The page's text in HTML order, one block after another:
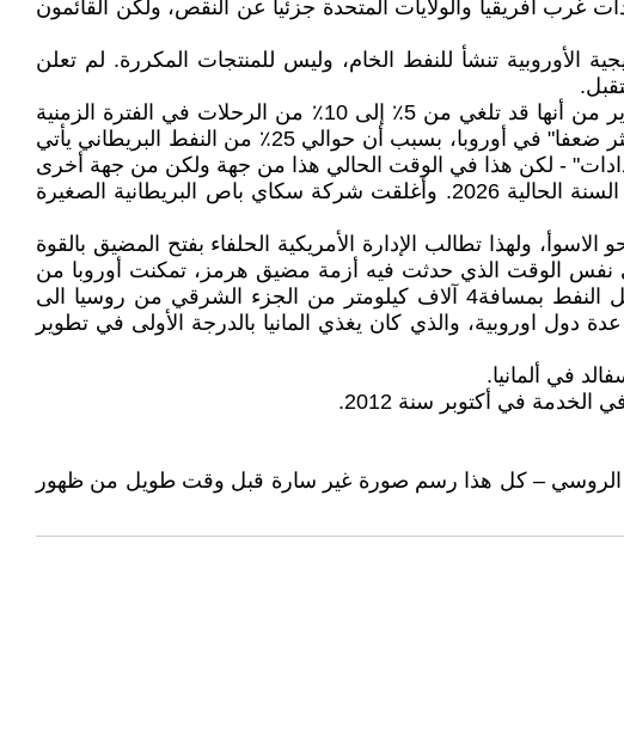
إمدادات غرب أفريقيا والولايات المتحدة جزئيا عن النقص، ولكن القائمون
الأوروبية تنشأ للنفط الخام، وليس للمنتجات المكررة. لم تعلن
أما شركات الطيران، فهي بالفعل تستخلص النتائج وتستعد بأفضل ما تستطيع. على سبيل المثال، حذرت رايان إير من أنها قد تلغي من 5٪ إلى 10٪ من الرحلات في الفترة الزمنية
مايس/مايو- تموز/يوليو 2026. في حين وصف الرئيس التنفيذي للشركة، مايكل أوليري، المملكة المتحدة بأنها "الأكثر ضعفا" في أوروبا، بسبب أن حوالي 25٪ من النفط البريطاني يأتي
- لكن هذا في الوقت الحالي هذا من جهة ولكن من جهة أخرى
أجلت الخطوط الجوية الفرنسية معظم الرحلات في أيام الأربعاء في الوقت الحاضر إلى شهر حزيران /يونيومن السنة الحالية 2026. وأغلقت شركة سكاي باص البريطانية الصغيرة
ولهذا تطالب الإدارة الأمريكية الحلفاء بفتح المضيق بالقوة
نفس الوقت الذي حدثت فيه أزمة مضيق هرمز، تمكنت أوروبا من
خلق مشكلة طاقة أخرى لنفسها – مع خط أنابيب دروجبا الذي يعرف أيضا باسم خط أنابيب الصداقة الذي ينقل النفط بمسافة4 آلاف كيلومتر من الجزء الشرقي من روسيا الى
دول اوروبية، والذي كان يغذي المانيا بالدرجة الأولى في تطوير
الروسي – كل هذا رسم صورة غير سارة قبل وقت طويل من ظهور